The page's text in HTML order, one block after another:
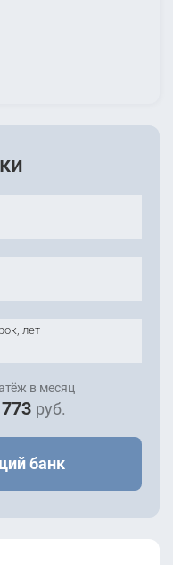
лет
в месяц
руб.
банк